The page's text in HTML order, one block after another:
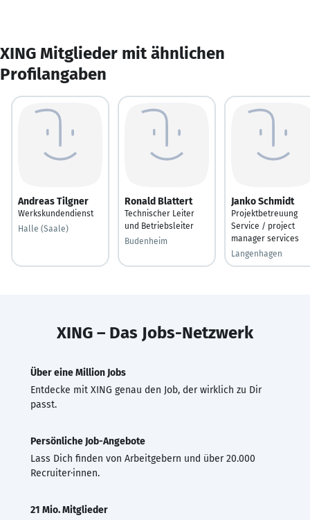
XING Mitglieder mit ähnlichen
Profilangaben
Andreas Tilgner
Werkskundendienst
Halle (Saale)
Ronald Blattert
Technischer Leiter
und Betriebsleiter
Budenheim
Janko Schmidt
Projektbetreuung
Service / project
manager services
Langenhagen
XING – Das Jobs-Netzwerk
Über eine Million Jobs
Entdecke mit XING genau den Job, der wirklich zu Dir
passt.
Persönliche Job-Angebote
Lass Dich finden von Arbeitgebern und über 20.000
Recruiter·innen.
21 Mio. Mitglieder